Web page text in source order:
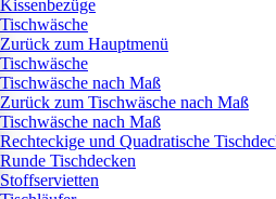
Kissenbezüge
Tischwäsche
Zurück zum Hauptmenü
Tischwäsche
Tischwäsche nach Maß
Zurück zum Tischwäsche nach Maß
Tischwäsche nach Maß
Rechteckige und Quadratische
Runde Tischdecken
Stoffservietten